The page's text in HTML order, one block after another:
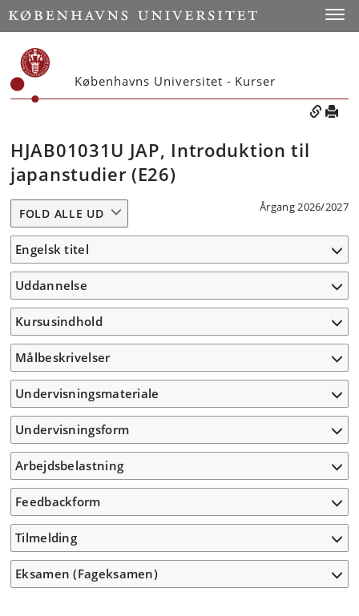
Københavns Universitet - Kurser
HJAB01031U JAP, Introduktion til
japanstudier (E26)
Årgang 2026/2027
FOLD ALLE UD
Engelsk titel
Uddannelse
Kursusindhold
Målbeskrivelser
Undervisningsmateriale
Undervisningsform
Arbejdsbelastning
Feedbackform
Tilmelding
Eksamen (Fageksamen)